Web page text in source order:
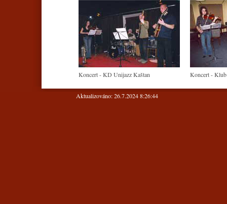
Koncert - KD Unijazz Kaštan Koncert -
Aktualizováno: 26.7.2024 8:26:44